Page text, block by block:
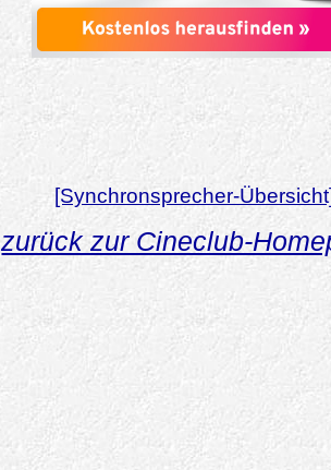
[Synchronsprecher-
zurück zur Cineclub-